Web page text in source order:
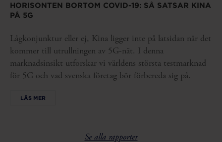
HORISONTEN BORTOM COVID-19: SÅ SATSAR KINA
PÅ 5G
Lågkonjunktur eller ej, Kina ligger inte på latsidan när det
kommer till utrullningen av 5G-nät. I denna
marknadsinsikt utforskar vi världens största testmarknad
för 5G och vad svenska företag bör förbereda sig på.
LÄS MER
Se alla rapporter